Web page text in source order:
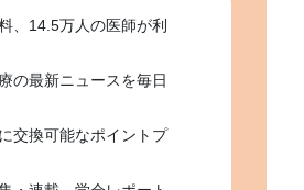
、14.5万人の医師が利
の最新ニュースを毎日
交換可能なポイントプ